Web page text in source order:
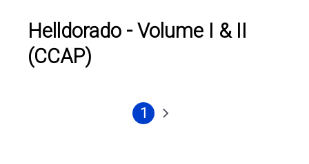
Helldorado - Volume I & II
(CCAP)
Nåværende
1
Neste